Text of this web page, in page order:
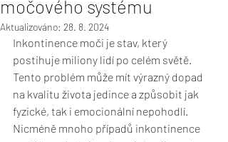
močového systému
Aktualizováno: 28. 8. 2024
Inkontinence moči je stav, který
postihuje miliony lidí po celém světě.
Tento problém může mít výrazný dopad
na kvalitu života jedince a způsobit jak
fyzické, tak i emocionální nepohodlí.
Nicméně mnoho případů inkontinence